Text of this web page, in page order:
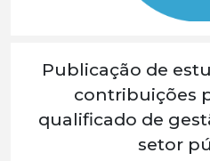
Publicação de
contribuições
qualificado de
setor